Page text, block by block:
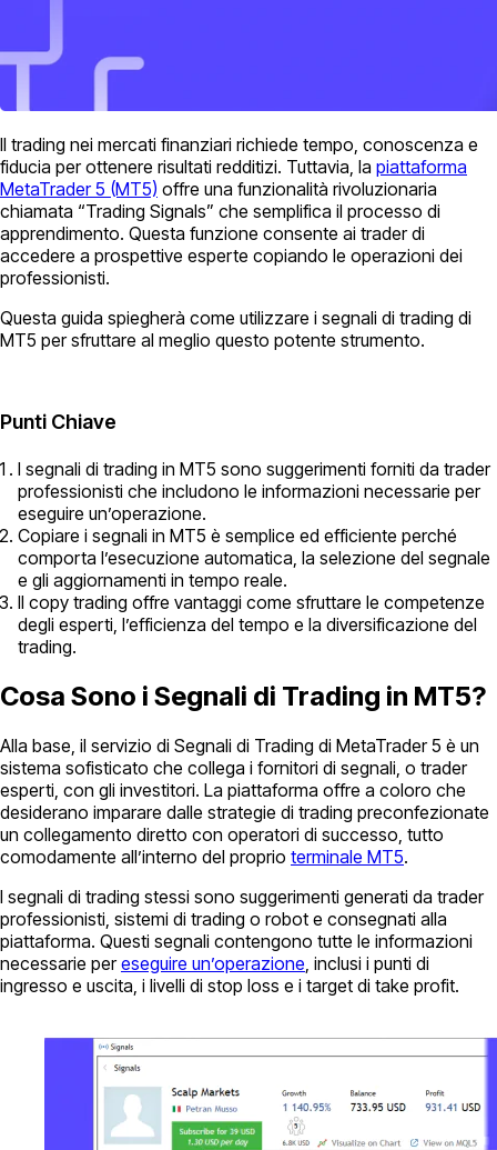
Il trading nei mercati finanziari richiede tempo, conoscenza e
fiducia per ottenere risultati redditizi. Tuttavia, la piattaforma
MetaTrader 5 (MT5) offre una funzionalità rivoluzionaria
chiamata “Trading Signals” che semplifica il processo di
apprendimento. Questa funzione consente ai trader di
accedere a prospettive esperte copiando le operazioni dei
professionisti.
Questa guida spiegherà come utilizzare i segnali di trading di
MT5 per sfruttare al meglio questo potente strumento.
Punti Chiave
I segnali di trading in MT5 sono suggerimenti forniti da trader
professionisti che includono le informazioni necessarie per
eseguire un’operazione.
Copiare i segnali in MT5 è semplice ed efficiente perché
comporta l’esecuzione automatica, la selezione del segnale
e gli aggiornamenti in tempo reale.
Il copy trading offre vantaggi come sfruttare le competenze
degli esperti, l’efficienza del tempo e la diversificazione del
trading.
Cosa Sono i Segnali di Trading in MT5?
Alla base, il servizio di Segnali di Trading di MetaTrader 5 è un
sistema sofisticato che collega i fornitori di segnali, o trader
esperti, con gli investitori. La piattaforma offre a coloro che
desiderano imparare dalle strategie di trading preconfezionate
un collegamento diretto con operatori di successo, tutto
comodamente all’interno del proprio terminale MT5.
I segnali di trading stessi sono suggerimenti generati da trader
professionisti, sistemi di trading o robot e consegnati alla
piattaforma. Questi segnali contengono tutte le informazioni
necessarie pereseguire un’operazione , inclusi i punti di
ingresso e uscita, i livelli di stop loss e i target di take profit.